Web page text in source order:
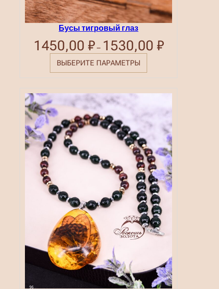
Бусы тигровый глаз
1450,00 ₽ – 1530,00 ₽Диапазон
ВЫБЕРИТЕ ПАРАМЕТРЫ